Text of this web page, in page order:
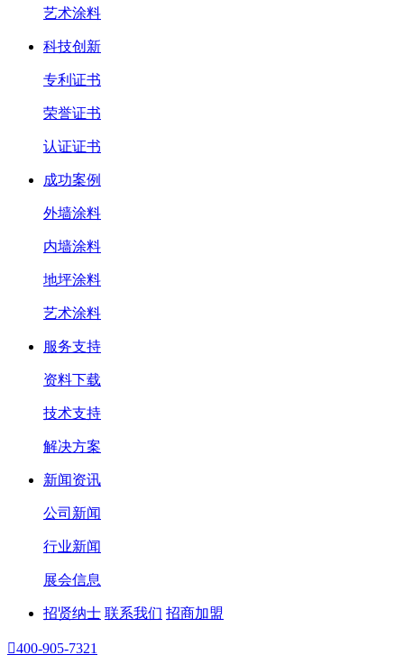
艺术涂料
科技创新
专利证书
荣誉证书
认证证书
成功案例
外墙涂料
内墙涂料
地坪涂料
艺术涂料
服务支持
资料下载
技术支持
解决方案
新闻资讯
公司新闻
行业新闻
展会信息
招贤纳士 联系我们 招商加盟
400-905-7321